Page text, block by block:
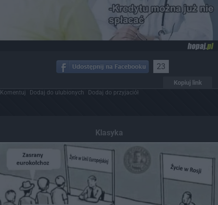
23
Kopiuj link
Komentuj Dodaj do ulubionych Dodaj do przyjaciół
Klasyka